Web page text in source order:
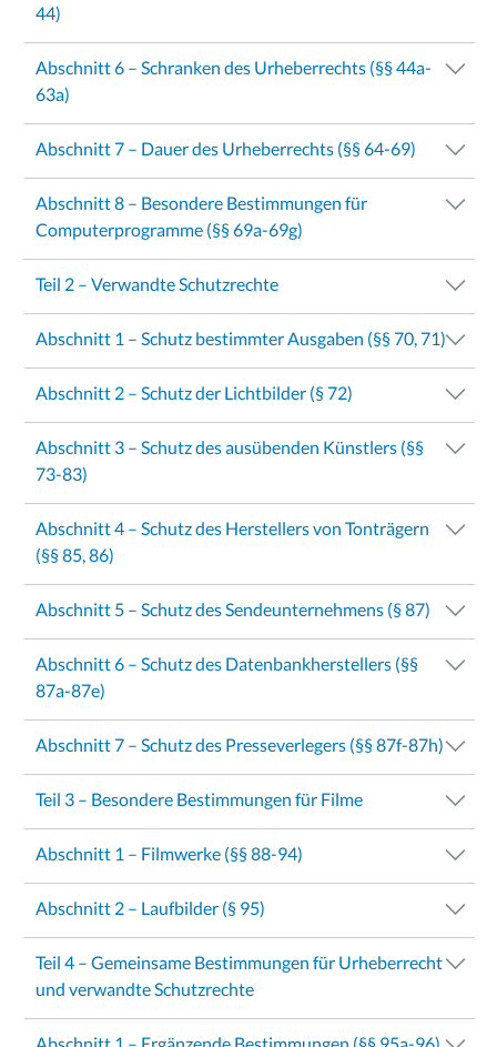
44)
Abschnitt 6 – Schranken des Urheberrechts (§§ 44a-
63a)
Abschnitt 7 – Dauer des Urheberrechts (§§ 64-69)
Abschnitt 8 – Besondere Bestimmungen für
Computerprogramme (§§ 69a-69g)
Teil 2 – Verwandte Schutzrechte
Abschnitt 1 – Schutz bestimmter Ausgaben (§§ 70, 71)
Abschnitt 2 – Schutz der Lichtbilder (§ 72)
Abschnitt 3 – Schutz des ausübenden Künstlers (§§
73-83)
Abschnitt 4 – Schutz des Herstellers von Tonträgern
(§§ 85, 86)
Abschnitt 5 – Schutz des Sendeunternehmens (§ 87)
Abschnitt 6 – Schutz des Datenbankherstellers (§§
87a-87e)
Abschnitt 7 – Schutz des Presseverlegers (§§ 87f-87h)
Teil 3 – Besondere Bestimmungen für Filme
Abschnitt 1 – Filmwerke (§§ 88-94)
Abschnitt 2 – Laufbilder (§ 95)
Teil 4 – Gemeinsame Bestimmungen für Urheberrecht
und verwandte Schutzrechte